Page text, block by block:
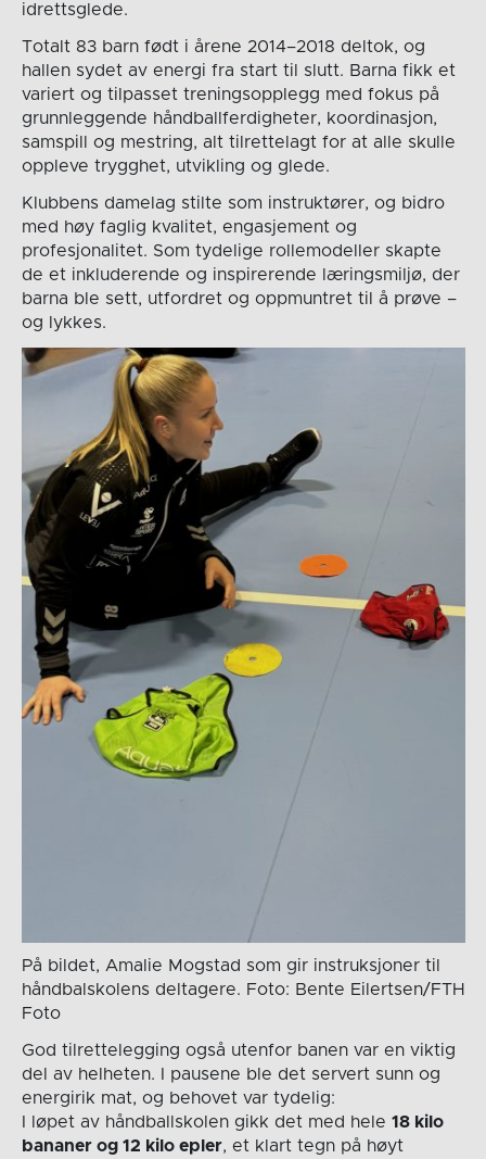
idrettsglede.
Totalt 83 barn født i årene 2014–2018 deltok, og
hallen sydet av energi fra start til slutt. Barna fikk et
variert og tilpasset treningsopplegg med fokus på
grunnleggende håndballferdigheter, koordinasjon,
samspill og mestring, alt tilrettelagt for at alle skulle
oppleve trygghet, utvikling og glede.
Klubbens damelag stilte som instruktører, og bidro
med høy faglig kvalitet, engasjement og
profesjonalitet. Som tydelige rollemodeller skapte
de et inkluderende og inspirerende læringsmiljø, der
barna ble sett, utfordret og oppmuntret til å prøve –
og lykkes.
På bildet, Amalie Mogstad som gir instruksjoner til
håndbalskolens deltagere. Foto: Bente Eilertsen/FTH
Foto
God tilrettelegging også utenfor banen var en viktig
del av helheten. I pausene ble det servert sunn og
energirik mat, og behovet var tydelig:
I løpet av håndballskolen gikk det med hele 18 kilo
bananer og 12 kilo epler, et klart tegn på høyt